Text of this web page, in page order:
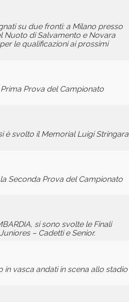
su due fronti: a Milano presso
Nuoto di Salvamento e Novara
le qualificazioni ai prossimi
Prova del Campionato
è svolto il Memorial Luigi Stringara
Seconda Prova del Campionato
si sono svolte le Finali
– Cadetti e Senior.
vasca andati in scena allo stadio